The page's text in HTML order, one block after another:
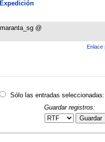
Expedición
@
Enlace
Sólo las entradas seleccionadas:
Guardar registros:
Guardar